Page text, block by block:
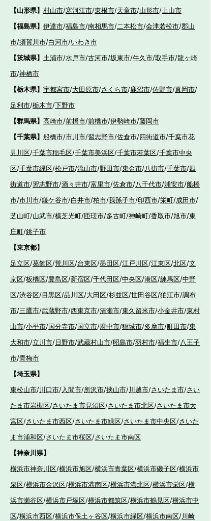
【山形県】 村山市/寒河江市/東根市/天童市/山形市/上山市
【福島県】 伊達市/福島市/南相馬市/二本松市/会津若松市/郡山
市/須賀川市/白河市/いわき市
【茨城県】 土浦市/水戸市/古河市/坂東市/牛久市/取手市/龍ヶ崎
市/神栖市
【栃木県】 宇都宮市/大田原市/さくら市/鹿沼市/佐野市/真岡市/
足利市/栃木市/下野市
【群馬県】 高崎市/前橋市/前橋市/伊勢崎市/藤岡市
【千葉県】 船橋市/市川市/習志野市/佐倉市/四街道市/千葉市花
見川区/千葉市稲毛区/千葉市美浜区/千葉市若葉区/千葉市中央
区/千葉市緑区/松戸市/流山市/野田市/東金市/八街市/千葉市/四
街道市/習志野市/酒々井市/富里市/佐倉市/八千代市/浦安市/船橋
市/市川市/鎌ケ谷市/白井市/柏市/我孫子市/印西市/栄町/成田市/
芝山町/山武市/横芝光町/匝瑳市/多古町/神崎町/香取市/旭市/東
庄町/銚子市
【東京都】
足立区/葛飾区/荒川区/台東区/墨田区/江戸川区/江東区/北区/文
京区/板橋区/豊島区/新宿区/千代田区/中央区/港区/練馬区/中野
区/渋谷区/目黒区/品川区/大田区/杉並区/世田谷区/狛江市/調布
市/三鷹市/武蔵野市/西東京市/清瀬市/東久留米市/小金井市/東村
山市/小平市/国分寺市/国立市/府中市/稲城市/多摩市/町田市/東
大和市/立川市/日野市/武蔵村山市/昭島市/羽村市/福生市/八王子
市/青梅市
【埼玉県】
東松山市/川口市/入間市/所沢市/挟山市/川越市/さいたま市/さい
たま市岩槻区/さいたま市見沼区/さいたま市北区/さいたま市大
宮区/さいたま市西区/さいたま市緑区/さいたま市中央区/さいた
ま市浦和区/さいたま市桜区/さいたま市南区
【神奈川県】
横浜市神奈川区/横浜市旭区/横浜市青葉区/横浜市磯子区/横浜市
泉区/横浜市金沢区/横浜市港南区/横浜市港北区/横浜市栄区/横
浜市瀬谷区/横浜市戸塚区/横浜市都筑区/横浜市鶴見区/横浜市中
区/横浜市西区/横浜市保土ヶ谷区/横浜市緑区/横浜市南区/川崎